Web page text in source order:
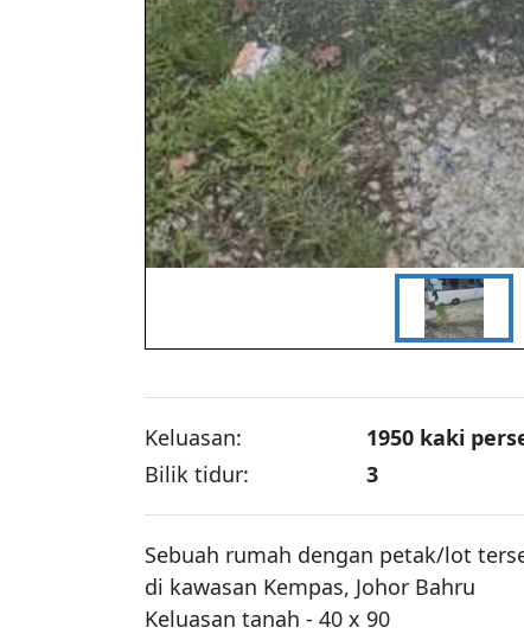
Keluasan: 1950 kaki
Bilik tidur:
3
Sebuah rumah dengan petak/lot
di kawasan Kempas, Johor Bahru
Keluasan tanah - 40 x 90